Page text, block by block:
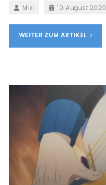
Miki 10. August 2020
WEITER ZUM ARTIKEL